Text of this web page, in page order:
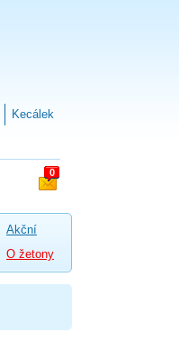
Kecálek
0
Akční
O žetony